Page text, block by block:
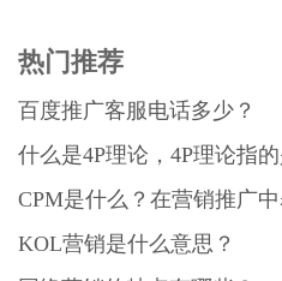
热门推荐
百度推广客服电话多少？
什么是4P理论，4P理论指
CPM是什么？在营销推广
KOL营销是什么意思？